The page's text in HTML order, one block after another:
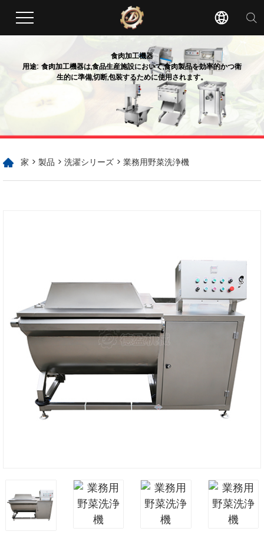
食肉加工機器
用途: 食肉加工機器は,食品生産施設において,食肉製品を効率的かつ衛
生的に準備,切断,包装するために使用されます。
家 > 製品 > 洗濯シリーズ > 業務用野菜洗浄機